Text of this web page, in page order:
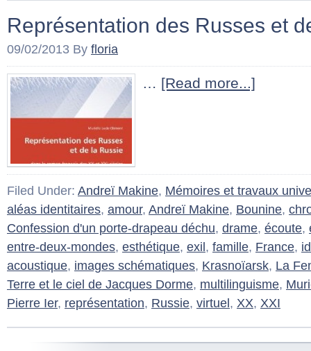
Représentation des Russes et
09/02/2013 By floria
… [Read more...]
Filed Under: Andreï Makine, Mémoires et travaux
aléas identitaires, amour, Andreï Makine, Bounine,
Confession d'un porte-drapeau déchu, drame, écoute,
entre-deux-mondes, esthétique, exil , famille, France,
acoustique, images schématiques, Krasnoïarsk, La
Terre et le ciel de Jacques Dorme, multilinguisme,
Pierre Ier, représentation, Russie, virtuel , XX, XXI